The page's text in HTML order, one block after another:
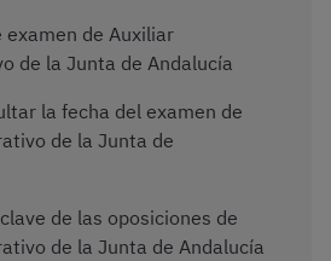
examen de Auxiliar
de la Junta de Andalucía
la fecha del examen de
de la Junta de
de las oposiciones de
de la Junta de Andalucía